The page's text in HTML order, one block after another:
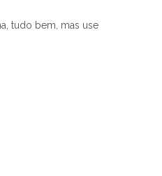
tudo bem, mas use